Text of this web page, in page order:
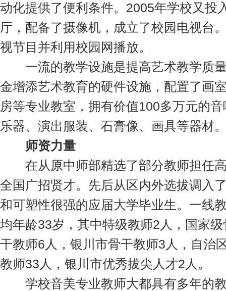
动化提供了便利条件。2005年学校又投
厅，配备了摄像机，成立了校园电视台
视节目并利用校园网播放。
一流的教学设施是提高艺术教学质量
金增添艺术教育的硬件设施，配置了画
房等专业教室，拥有价值100多万元的
乐器、演出服装、石膏像、画具等器材
师资力量
在从原中师部精选了部分教师担任高
全国广招贤才。先后从区内外选拔调入
和可塑性很强的应届大学毕业生。一线
均年龄33岁，其中特级教师2人，国家
干教师6人，银川市骨干教师3人，自治
教师33人，银川市优秀拔尖人才2人。
学校音美专业教师大都具有多年的教